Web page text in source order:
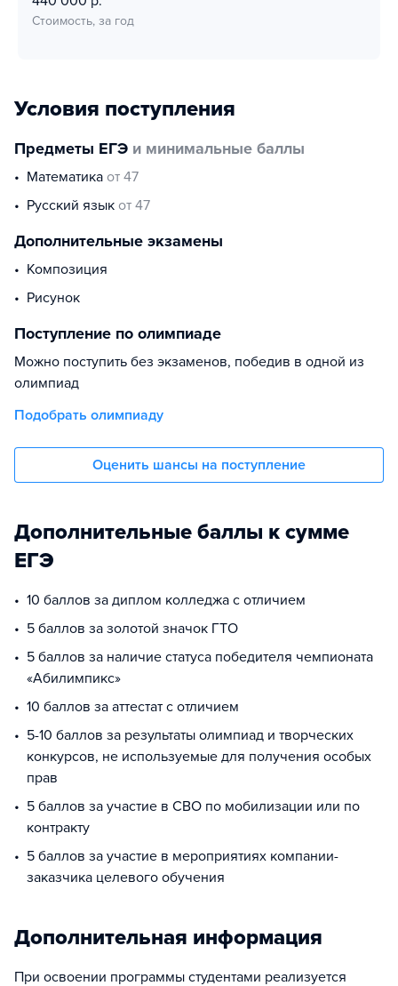
Стоимость, за год
Условия поступления
Предметы ЕГЭ и минимальные баллы
математика от 47
русский язык от 47
Дополнительные экзамены
композиция
рисунок
Поступление по олимпиаде
Можно поступить без экзаменов, победив в одной из
олимпиад
Подобрать олимпиаду
Оценить шансы на поступление
Дополнительные баллы к сумме
ЕГЭ
10 баллов за диплом колледжа с отличием
5 баллов за золотой значок ГТО
5 баллов за наличие статуса победителя чемпионата
«Абилимпикс»
10 баллов за аттестат с отличием
5-10 баллов за результаты олимпиад и творческих
конкурсов, не используемые для получения особых
прав
5 баллов за участие в СВО по мобилизации или по
контракту
5 баллов за участие в мероприятиях компании-
заказчика целевого обучения
Дополнительная информация
При освоении программы студентами реализуется